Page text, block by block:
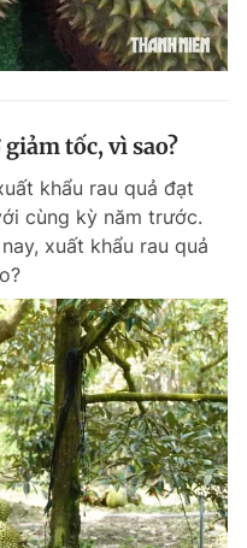
Tòa soạn Chính sách bảo
cấp ngày 24.3.2020
Thanh Niên. Cấm sao chép
thuận bằng văn bản.
tốc, vì sao?
khẩu rau quả đạt
cùng kỳ năm trước.
xuất khẩu rau quả